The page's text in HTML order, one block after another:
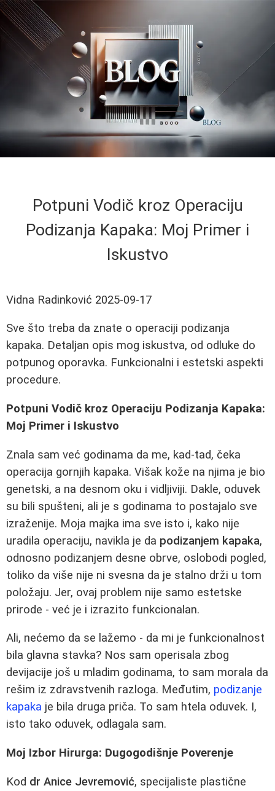
Potpuni Vodič kroz Operaciju
Podizanja Kapaka: Moj Primer i
Iskustvo
Vidna Radinković 2025-09-17
Sve što treba da znate o operaciji podizanja
kapaka. Detaljan opis mog iskustva, od odluke do
potpunog oporavka. Funkcionalni i estetski aspekti
procedure.
Potpuni Vodič kroz Operaciju Podizanja Kapaka:
Moj Primer i Iskustvo
Znala sam već godinama da me, kad-tad, čeka
operacija gornjih kapaka. Višak kože na njima je bio
genetski, a na desnom oku i vidljiviji. Dakle, oduvek
su bili spušteni, ali je s godinama to postajalo sve
izraženije. Moja majka ima sve isto i, kako nije
uradila operaciju, navikla je da podizanjem kapaka,
odnosno podizanjem desne obrve, oslobodi pogled,
toliko da više nije ni svesna da je stalno drži u tom
položaju. Jer, ovaj problem nije samo estetske
prirode - već je i izrazito funkcionalan.
Ali, nećemo da se lažemo - da mi je funkcionalnost
bila glavna stavka? Nos sam operisala zbog
devijacije još u mladim godinama, to sam morala da
rešim iz zdravstvenih razloga. Međutim, podizanje
kapaka je bila druga priča. To sam htela oduvek. I,
isto tako oduvek, odlagala sam.
Moj Izbor Hirurga: Dugogodišnje Poverenje
Kod dr Anice Jevremović, specijaliste plastične